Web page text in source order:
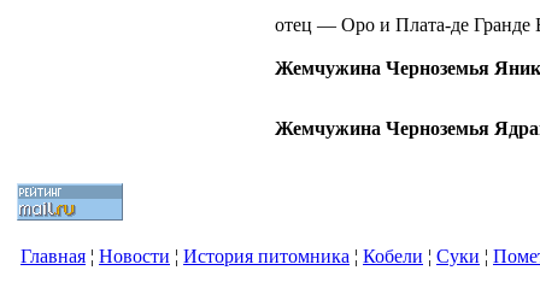
отец — Оро и Плата-де Гранде
Жемчужина Черноземья
Жемчужина Черноземья
Главная ¦ Новости ¦ История питомника ¦ Кобели ¦ Суки ¦